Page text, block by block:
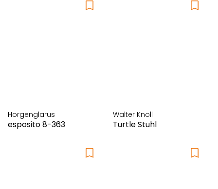
Horgenglarus
esposito 8-363
Walter Knoll
Turtle Stuhl